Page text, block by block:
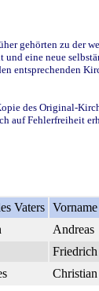
gehörten zu der
eine neue
des Original-
auf Fehlerfreiheit
Vaters
Andreas
Friedrich
Christian